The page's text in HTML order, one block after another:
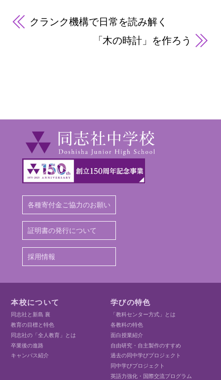
クランク機構で日常を読み解く
「木の時計」を作ろう
各種寄付金ご協力のお願い
証明書の発行について
採用情報
本校について
同志社と新島 襄
教育の目標と特色
同志社の「全人教育」とは
卒業後の進路
キャンパス紹介
学びの特色
「教科センター方式」とは
各教科の特色
面白授業紹介
自由研究・自主製作のすすめ
過去の同中学びプロジェクト
同中学びプロジェクト
英語力強化・国際交流プログラム